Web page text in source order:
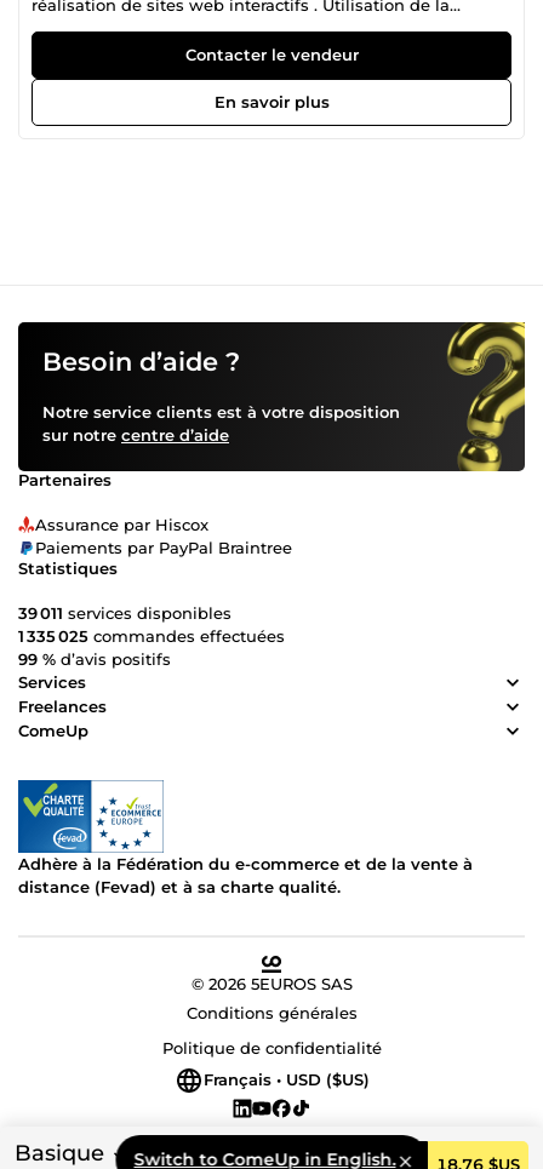
Basique Commander 18,76 $US
réalisation de sites web interactifs . Utilisation de la
technologie et du SEO (optimisation pour les moteurs de
recherche) pour générer du trafic et faire interagir les
utilisateurs. Capable de mener un projet efficacement et
de satisfaire le consommateur avec des sites attirants et
simples d’utilisation.
Contacter le vendeur
En savoir plus
Switch to ComeUp in English.
Besoin d’aide ?
Notre service clients est à votre disposition
sur notre centre d’aide
Partenaires
Assurance par Hiscox
Paiements par PayPal Braintree
Statistiques
39 011 services disponibles
1 335 025 commandes effectuées
99 % d’avis positifs
Services
Freelances
ComeUp
Adhère à la Fédération du e-commerce et de la vente à
distance (Fevad) et à sa charte qualité.
© 2026 5EUROS SAS
Conditions générales
Politique de confidentialité
Français • USD ($US)